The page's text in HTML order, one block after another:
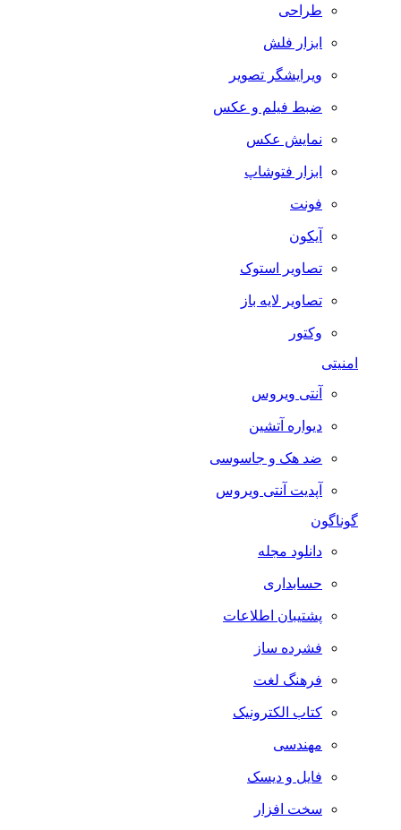
طراحی
ابزار فلش
ویرایشگر تصویر
ضبط فيلم و عكس
نمایش عکس
ابزار فتوشاپ
فونت
آیکون
تصاویر استوک
تصاویر لایه باز
وکتور
امنیتی
آنتی ویروس
دیواره آتشین
ضد هک و جاسوسی
آپدیت آنتی ویروس
گوناگون
دانلود مجله
حسابداری
پشتیبان اطلاعات
فشرده ساز
فرهنگ لغت
کتاب الکترونیک
مهندسی
فایل و دیسک
سخت افزار